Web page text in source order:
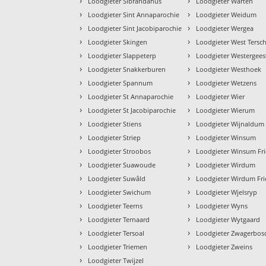
› Loodgieter Sint Annaparochie
› Loodgieter Sint Jacobiparochie
› Loodgieter Skingen
› Loodgieter Slappeterp
› Loodgieter Snakkerburen
› Loodgieter Spannum
› Loodgieter St Annaparochie
› Loodgieter St Jacobiparochie
› Loodgieter Stiens
› Loodgieter Striep
› Loodgieter Stroobos
› Loodgieter Suawoude
› Loodgieter Suwâld
› Loodgieter Swichum
› Loodgieter Teerns
› Loodgieter Ternaard
› Loodgieter Tersoal
› Loodgieter Triemen
› Loodgieter Twijzel
› Loodgieter Weidum
› Loodgieter Wergea
› Loodgieter West
› Loodgieter
› Loodgieter Westhoek
› Loodgieter Wetzens
› Loodgieter Wier
› Loodgieter Wierum
› Loodgieter Wijnaldum
› Loodgieter Winsum
› Loodgieter Winsum
› Loodgieter Wirdum
› Loodgieter Wirdum
› Loodgieter Wjelsryp
› Loodgieter Wyns
› Loodgieter Wytgaard
› Loodgieter
› Loodgieter Zweins